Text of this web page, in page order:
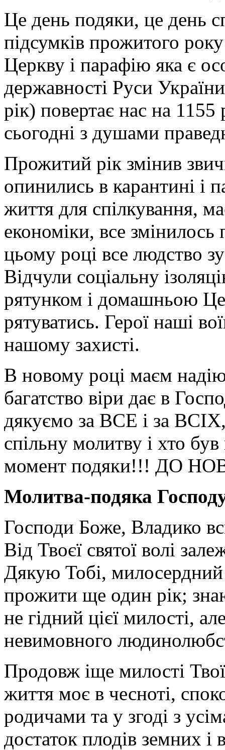
Це день подяки, це день
підсумків прожитого
Церкву і парафію яка є
державності Руси
рік) повертає нас на 1155
сьогодні з душами
Прожитий рік змінив
опинились в карантині і
життя для спілкування,
економіки, все змінилось
цьому році все людство
Відчули соціальну
рятунком і домашньою
рятуватись. Герої наші
нашому захисті.
В новому році маєм
багатство віри дає в
дякуємо за ВСЕ і за
спільну молитву і хто
момент подяки!!! ДО
Молитва-подяка
Господи Боже, Владико
Від Твоєї святої волі
Дякую Тобі,
прожити ще один рік;
не гідний цієї милості,
невимовного
Продовж іще милості
життя моє в чесноті,
родичами та у згоді з
достаток плодів земних